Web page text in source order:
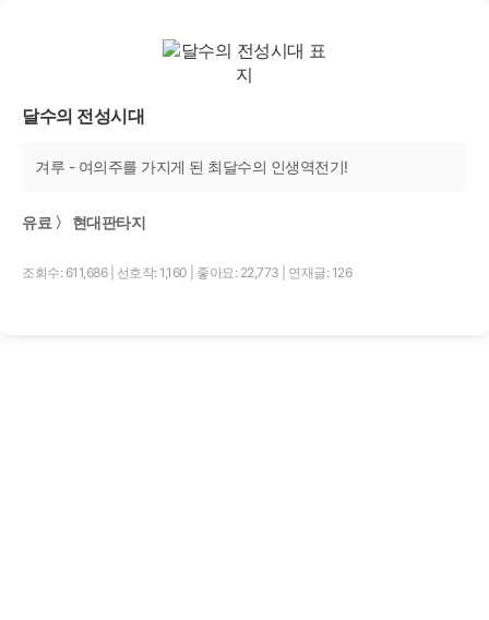
달수의 전성시대
겨루 - 여의주를 가지게 된 최달수의 인생역전기!
유료 〉 현대판타지
조회수: 611,686 선호작: 1,160 좋아요: 22,773 연재글: 126